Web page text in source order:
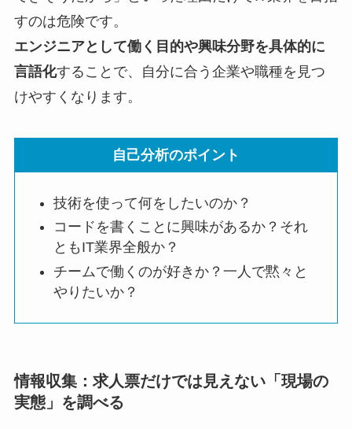
すのは危険です。
エンジニアとして働く目的や興味分野を具体的に
言語化することで、自分に合う企業や職種を見つ
けやすくなります。
自己分析のポイント
技術を使って何をしたいのか？
コードを書くことに興味があるか？それ
ともIT業界全般か？
チームで働くのが好きか？一人で黙々と
やりたいか？
情報収集：求人票だけでは見えない「現場の
実態」を調べる